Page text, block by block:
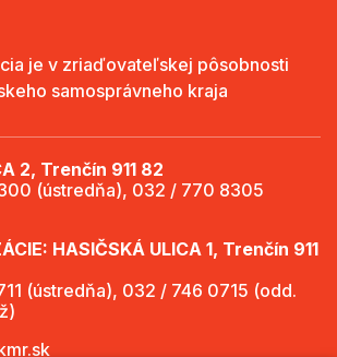
je v zriaďovateľskej pôsobnosti
samosprávneho kraja
2, Trenčín 911 82
(ústredňa), 032 / 770 8305
HASIČSKÁ ULICA 1, Trenčín 911
(ústredňa), 032 / 746 0715 (odd.